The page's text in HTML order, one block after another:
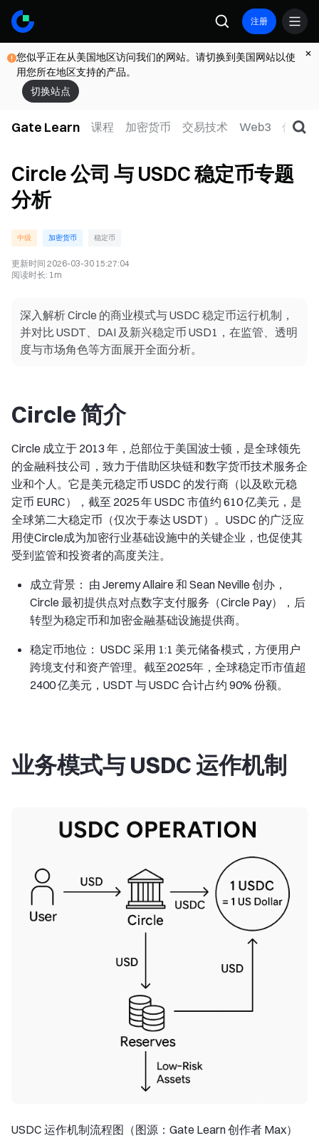
注册
您似乎正在从美国地区访问我们的网站。请切换到美国网站以使
用您所在地区支持的产品。
切换站点
Gate Learn 课程 加密货币 交易技术 Web3 传统金
Circle 公司 与 USDC 稳定币专题
分析
中级 加密货币 稳定币
更新时间 2026-03-30 15:27:04
阅读时长: 1m
深入解析 Circle 的商业模式与 USDC 稳定币运行机制，
并对比 USDT、DAI 及新兴稳定币 USD1，在监管、透明
度与市场角色等方面展开全面分析。
Circle 简介
Circle 成立于 2013 年，总部位于美国波士顿，是全球领先
的金融科技公司，致力于借助区块链和数字货币技术服务企
业和个人。它是美元稳定币 USDC 的发行商（以及欧元稳
定币 EURC），截至 2025 年 USDC 市值约 610 亿美元，是
全球第二大稳定币（仅次于泰达 USDT）。USDC 的广泛应
用使Circle成为加密行业基础设施中的关键企业，也促使其
受到监管和投资者的高度关注。
成立背景： 由 Jeremy Allaire 和 Sean Neville 创办，
Circle 最初提供点对点数字支付服务（Circle Pay），后
转型为稳定币和加密金融基础设施提供商。
稳定币地位： USDC 采用 1:1 美元储备模式，方便用户
跨境支付和资产管理。截至2025年，全球稳定币市值超
2400 亿美元，USDT 与 USDC 合计占约 90% 份额。
业务模式与 USDC 运作机制
USDC 运作机制流程图（图源：Gate Learn 创作者 Max）